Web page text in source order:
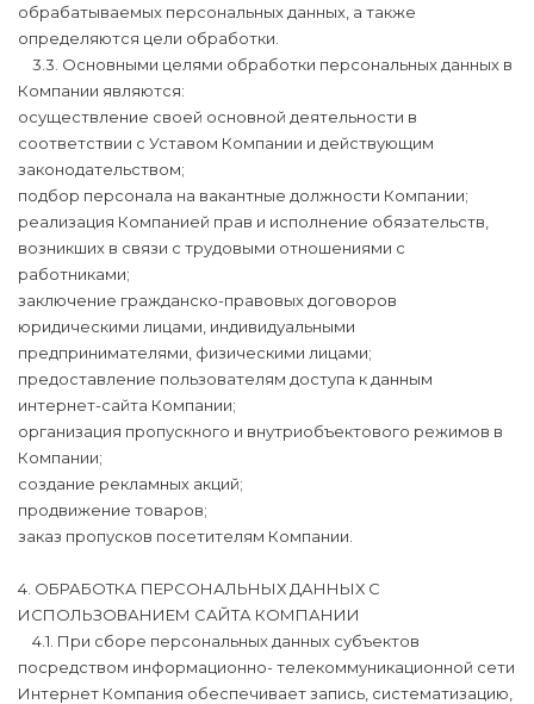
обрабатываемых персональных данных, а также
определяются цели обработки.
3.3. Основными целями обработки персональных данных в
Компании являются:
осуществление своей основной деятельности в
соответствии с Уставом Компании и действующим
законодательством;
подбор персонала на вакантные должности Компании;
реализация Компанией прав и исполнение обязательств,
возникших в связи с трудовыми отношениями с
работниками;
заключение гражданско-правовых договоров
юридическими лицами, индивидуальными
предпринимателями, физическими лицами;
предоставление пользователям доступа к данным
интернет-сайта Компании;
организация пропускного и внутриобъектового режимов в
Компании;
создание рекламных акций;
продвижение товаров;
заказ пропусков посетителям Компании.
4. ОБРАБОТКА ПЕРСОНАЛЬНЫХ ДАННЫХ С
ИСПОЛЬЗОВАНИЕМ САЙТА КОМПАНИИ
4.1. При сборе персональных данных субъектов
посредством информационно- телекоммуникационной сети
Интернет Компания обеспечивает запись, систематизацию,